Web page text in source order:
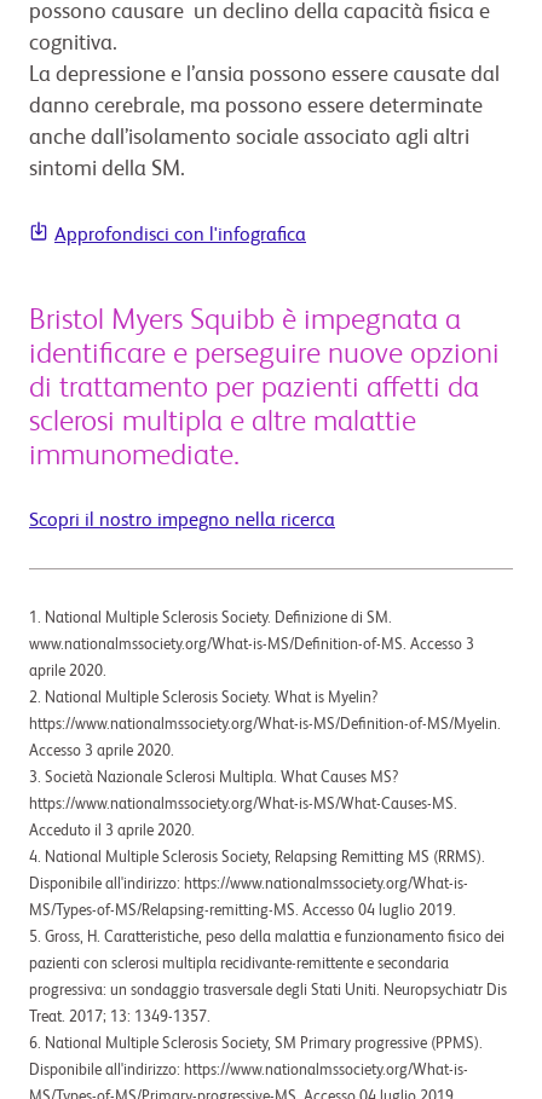
possono causare un declino della capacità fisica e
cognitiva.
La depressione e l’ansia possono essere causate dal
danno cerebrale, ma possono essere determinate
anche dall’isolamento sociale associato agli altri
sintomi della SM.
Approfondisci con l'infografica
Bristol Myers Squibb è impegnata a
identificare e perseguire nuove opzioni
di trattamento per pazienti affetti da
sclerosi multipla e altre malattie
immunomediate.
Scopri il nostro impegno nella ricerca
1. National Multiple Sclerosis Society. Deﬁnizione di SM.
www.nationalmssociety.org/What-is-MS/Deﬁnition-of-MS. Accesso 3
aprile 2020.
2. National Multiple Sclerosis Society. What is Myelin?
https://www.nationalmssociety.org/What-is-MS/Deﬁnition-of-MS/Myelin.
Accesso 3 aprile 2020.
3. Società Nazionale Sclerosi Multipla. What Causes MS?
https://www.nationalmssociety.org/What-is-MS/What-Causes-MS.
Acceduto il 3 aprile 2020.
4. National Multiple Sclerosis Society, Relapsing Remitting MS (RRMS).
Disponibile all'indirizzo: https://www.nationalmssociety.org/What-is-
MS/Types-of-MS/Relapsing-remitting-MS. Accesso 04 luglio 2019.
5. Gross, H. Caratteristiche, peso della malattia e funzionamento fisico dei
pazienti con sclerosi multipla recidivante-remittente e secondaria
progressiva: un sondaggio trasversale degli Stati Uniti. Neuropsychiatr Dis
Treat. 2017; 13: 1349-1357.
6. National Multiple Sclerosis Society, SM Primary progressive (PPMS).
Disponibile all'indirizzo: https://www.nationalmssociety.org/What-is-